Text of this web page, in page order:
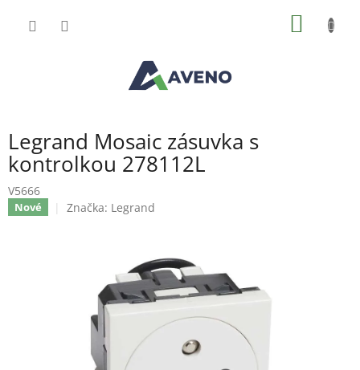
Legrand Mosaic zásuvka s
kontrolkou 278112L
V5666
Nové Značka: Legrand